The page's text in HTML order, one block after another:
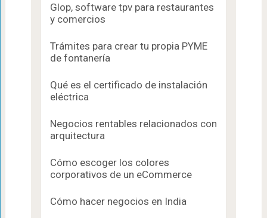
Glop, software tpv para restaurantes
y comercios
Trámites para crear tu propia PYME
de fontanería
Qué es el certificado de instalación
eléctrica
Negocios rentables relacionados con
arquitectura
Cómo escoger los colores
corporativos de un eCommerce
Cómo hacer negocios en India